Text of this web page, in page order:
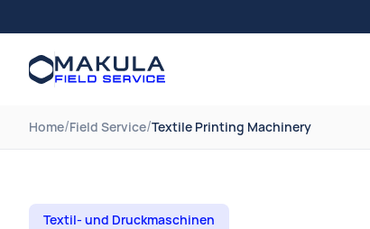
Home/Field Service/Textile Printing Machinery
Textil- und Druckmaschinen